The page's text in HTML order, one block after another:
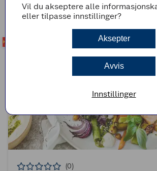
45min Enkel
(0)
Vil du akseptere alle
eller tilpasse innstillinger?
Aksepter
Avvis
Innstillinger